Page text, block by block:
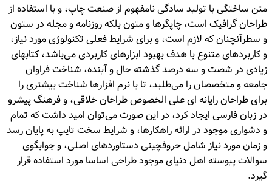
متن ساختگی با تولید سادگی نامفهوم از صنعت چاپ، و با استفاده از
طراحان گرافیک است، چاپگرها و متون بلکه روزنامه و مجله در ستون
و سطرآنچنان که لازم است، و برای شرایط فعلی تکنولوژی مورد نیاز،
و کاربردهای متنوع با هدف بهبود ابزارهای کاربردی می‌باشد، کتابهای
زیادی در شصت و سه درصد گذشته حال و آینده، شناخت فراوان
جامعه و متخصصان را می‌طلبد، تا با نرم افزارها شناخت بیشتری را
برای طراحان رایانه ای علی الخصوص طراحان خلاقی، و فرهنگ پیشرو
در زبان فارسی ایجاد کرد، در این صورت می‌توان امید داشت که تمام
و دشواری موجود در ارائه راهکارها، و شرایط سخت تایپ به پایان رسد
و زمان مورد نیاز شامل حروفچینی دستاوردهای اصلی، و جوابگوی
سوالات پیوسته اهل دنیای موجود طراحی اساسا مورد استفاده قرار
گیرد.